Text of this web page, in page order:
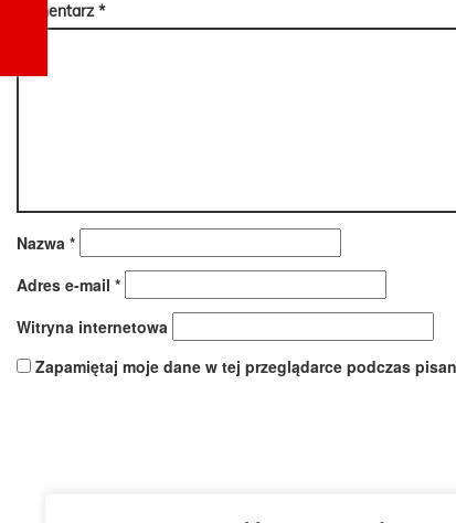
Komentarz*
Nazwa *
Adres e-mail *
Witryna internetowa
Zapamiętaj moje dane w tej przeglądarce podczas